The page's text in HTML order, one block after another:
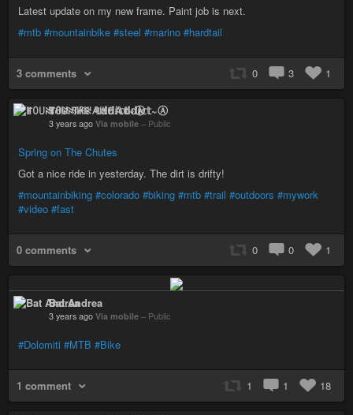
Latest update on my new frame. Paint job is next.
#mtb #mountainbike #steel #marino #hardtail
3 comments 0 3 1
ꂵꄲ꒤ꋊ꓄ꋬ꒐ꋊ ꃳ꒐ꀘꏂ 𝔸𝕕𝕕𝕚𝕔𝕥~Ⓐ
3 years ago Via mobile – Public
Spring on The Chutes
Got a nice ride in yesterday. The dirt is drifty!
#mountainbiking #colorado #biking #mtb #trail #outdoors #mywork
#video #fast
0 comments 0 0 1
Bat Andrea
3 years ago Via mobile – Public
#Dolomiti #MTB #Bike
1 comment 1 1 18